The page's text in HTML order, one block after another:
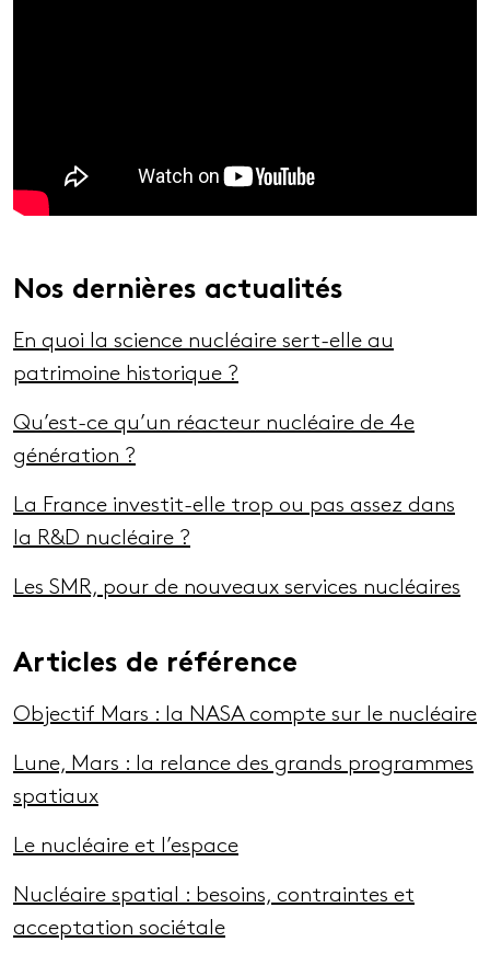
Nos dernières actualités
En quoi la science nucléaire sert-elle au
patrimoine historique ?
Qu’est-ce qu’un réacteur nucléaire de 4e
génération ?
La France investit-elle trop ou pas assez dans
la R&D nucléaire ?
Les SMR, pour de nouveaux services nucléaires
Articles de référence
Objectif Mars : la NASA compte sur le nucléaire
Lune, Mars : la relance des grands programmes
spatiaux
Le nucléaire et l’espace
Nucléaire spatial : besoins, contraintes et
acceptation sociétale